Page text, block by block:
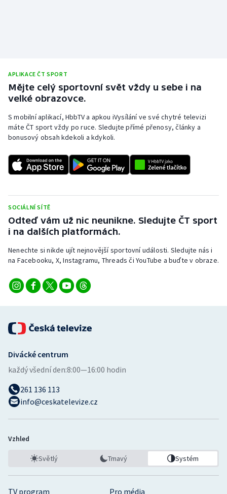
APLIKACE ČT SPORT
Mějte celý sportovní svět vždy u sebe i na
velké obrazovce.
S mobilní aplikací, HbbTV a apkou iVysílání ve své chytré televizi
máte ČT sport vždy po ruce. Sledujte přímé přenosy, články a
bonusový obsah kdekoli a kdykoli.
SOCIÁLNÍ SÍTĚ
Odteď vám už nic neunikne. Sledujte ČT sport
i na dalších platformách.
Nenechte si nikde ujít nejnovější sportovní události. Sledujte nás i
na Facebooku, X, Instagramu, Threads či YouTube a buďte v obraze.
TV program Pro média
Divácké centrum
každý všední den:8:00—16:00 hodin
261 136 113
info@ceskatelevize.cz
Vzhled
Světlý Tmavý Systém